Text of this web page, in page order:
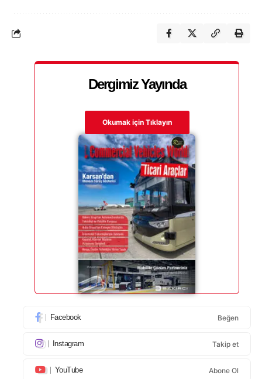
Dergimiz Yayında
Okumak için Tıklayın
Facebook Beğen
Instagram Takip et
YouTube Abone Ol